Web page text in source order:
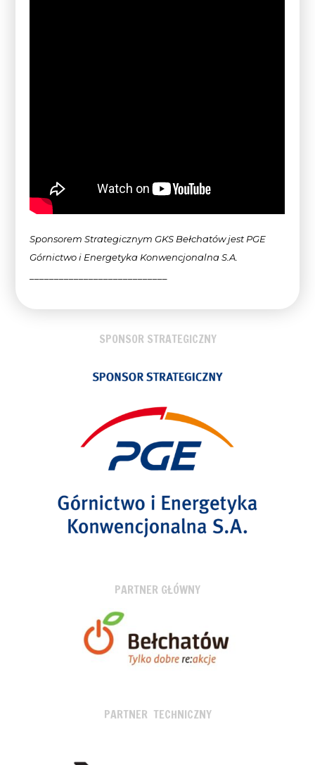
Sponsorem Strategicznym GKS Bełchatów jest PGE
Górnictwo i Energetyka Konwencjonalna S.A.
SPONSOR STRATEGICZNY
PARTNER GŁÓWNY
PARTNER TECHNICZNY